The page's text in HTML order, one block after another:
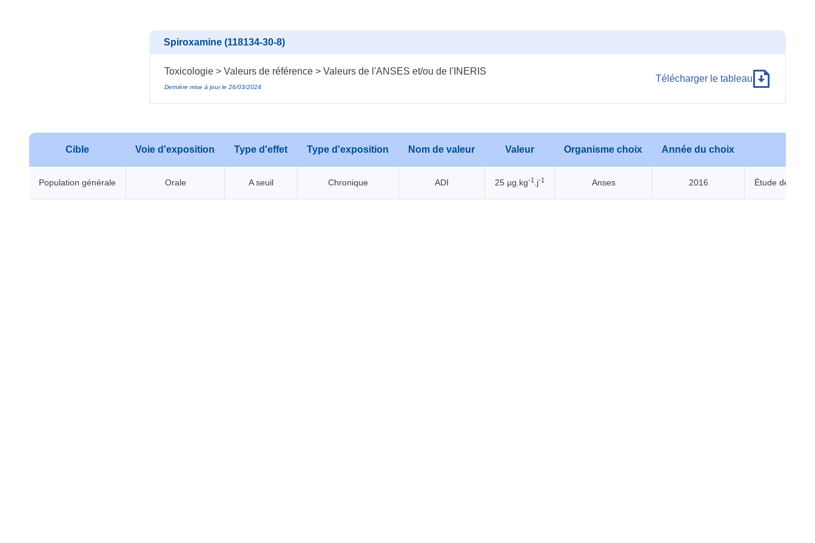
Spiroxamine (118134-30-8)
Toxicologie > Valeurs de référence > Valeurs de l'ANSES et/ou de l'INERIS
Dernière mise à jour le 26/03/2024
Télécharger le tableau
Cible Voie d'exposition Type d'effet Type d'exposition Nom de valeur Valeur Organisme choix Année du choix
Population générale Orale A seuil Chronique ADI 25 µg.kg-1 .j-1 Anses 2016 Étude de